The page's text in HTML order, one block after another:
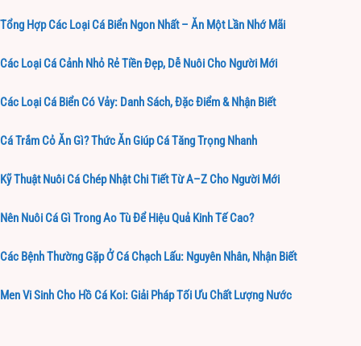
Tổng Hợp Các Loại Cá Biển Ngon Nhất – Ăn Một Lần Nhớ Mãi
Các Loại Cá Cảnh Nhỏ Rẻ Tiền Đẹp, Dễ Nuôi Cho Người Mới
Các Loại Cá Biển Có Vảy: Danh Sách, Đặc Điểm & Nhận Biết
Cá Trắm Cỏ Ăn Gì? Thức Ăn Giúp Cá Tăng Trọng Nhanh
Kỹ Thuật Nuôi Cá Chép Nhật Chi Tiết Từ A–Z Cho Người Mới
Nên Nuôi Cá Gì Trong Ao Tù Để Hiệu Quả Kinh Tế Cao?
Các Bệnh Thường Gặp Ở Cá Chạch Lấu: Nguyên Nhân, Nhận Biết
Men Vi Sinh Cho Hồ Cá Koi: Giải Pháp Tối Ưu Chất Lượng Nước